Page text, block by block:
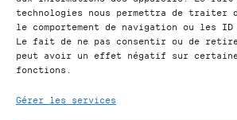
technologies nous permettra de traiter
le comportement de navigation ou les
Le fait de ne pas consentir ou de
peut avoir un effet négatif sur
fonctions.
Gérer les services